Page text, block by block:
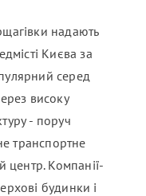
надають
Києва за
серед
високу
- поруч
транспортне
центр. Компанії-
будинки і